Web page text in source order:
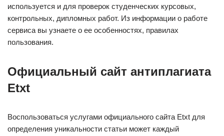
используется и для проверок студенческих курсовых,
контрольных, дипломных работ. Из информации о работе
сервиса вы узнаете о ее особенностях, правилах
пользования.
Официальный сайт антиплагиата
Etxt
Воспользоваться услугами официального сайта Etxt для
определения уникальности статьи может каждый